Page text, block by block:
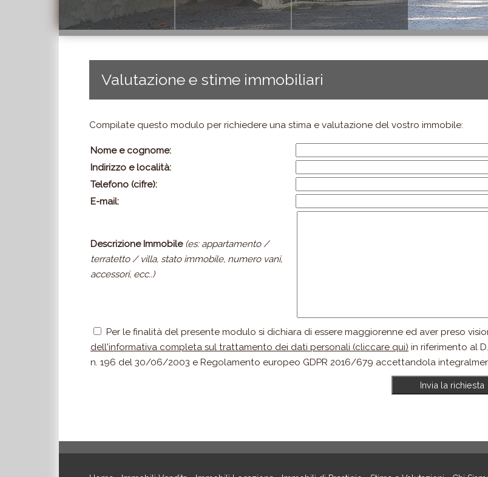
Valutazione e stime immobiliari
Compilate questo modulo per richiedere una stima e valutazione del vostro immobile:
Nome e cognome:
Indirizzo e località:
Telefono (cifre):
E-mail:
Descrizione Immobile (es: appartamento /
terratetto / villa, stato immobile, numero vani,
accessori, ecc..)
Per le finalità del presente modulo si dichiara di essere maggiorenne ed aver preso
dell'informativa completa sul trattamento dei dati personali (cliccare qui) in riferimento al
n. 196 del 30/06/2003 e Regolamento europeo GDPR 2016/679 accettandola